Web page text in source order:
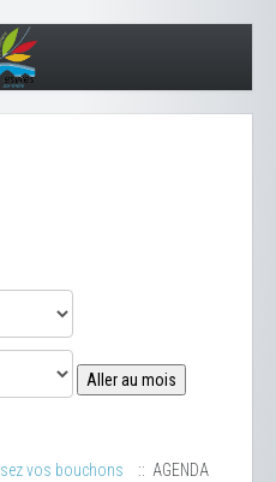
Aller au mois
vos bouchons :: AGENDA